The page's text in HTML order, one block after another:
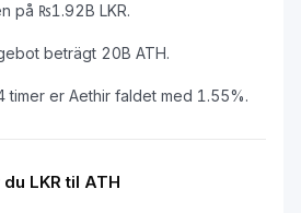
på ₨1.92B LKR.
beträgt 20B ATH.
timer er Aethir faldet med 1.55%.
LKR til ATH